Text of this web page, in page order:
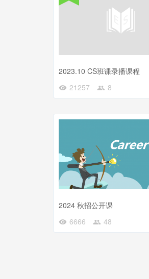
2023.10 CS班课录播课程
21257
8
2024 秋招公开课
6666
48